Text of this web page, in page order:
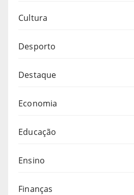
Cultura
Desporto
Destaque
Economia
Educação
Ensino
Finanças